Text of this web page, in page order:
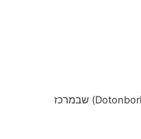
הסדנה נערכת בשכונת דוטונבורי (Dotonbori) שבמרכז